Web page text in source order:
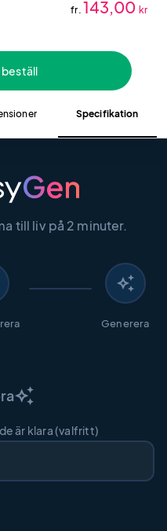
fr. 143,00 kr
beställ
Specifikation
till liv på 2 minuter.
auto_awesome
Generera
auto_awesome
är klara (valfritt)